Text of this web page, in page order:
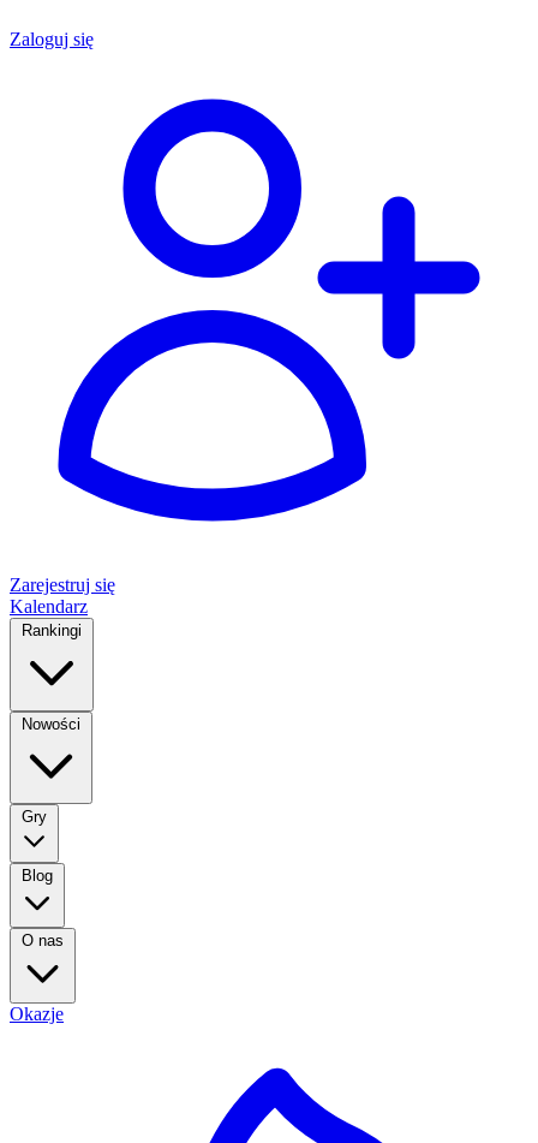
Zaloguj się
Zarejestruj się
Kalendarz
Rankingi
Nowości
Gry
Blog
O nas
Okazje